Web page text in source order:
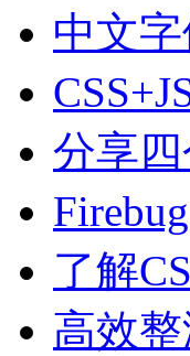
中文
分享
了解
高效